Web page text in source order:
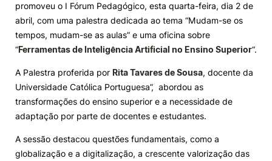
Alunos
Knowledge Factory
Candidaturas
Elogio / Sugestão / Reclamação Contactos Denúncias
promoveu o I Fórum Pedagógico, esta quarta-feira, dia 2 de
abril, com uma palestra dedicada ao tema “Mudam-se os
tempos, mudam-se as aulas” e uma oficina sobre
“Ferramentas de Inteligência Artificial no Ensino Superior“.
A Palestra proferida por Rita Tavares de Sousa, docente da
Universidade Católica Portuguesa”, abordou as
transformações do ensino superior e a necessidade de
adaptação por parte de docentes e estudantes.
A sessão destacou questões fundamentais, como a
globalização e a digitalização, a crescente valorização das